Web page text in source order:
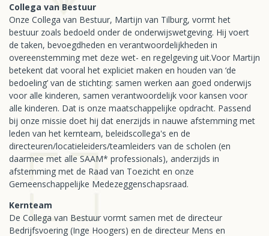
Collega van Bestuur
Onze Collega van Bestuur, Martijn van Tilburg, vormt het
bestuur zoals bedoeld onder de onderwijswetgeving. Hij voert
de taken, bevoegdheden en verantwoordelijkheden in
overeenstemming met deze wet- en regelgeving uit.Voor Martijn
betekent dat vooral het expliciet maken en houden van ‘de
bedoeling’ van de stichting: samen werken aan goed onderwijs
voor alle kinderen, samen verantwoordelijk voor kansen voor
alle kinderen. Dat is onze maatschappelijke opdracht. Passend
bij onze missie doet hij dat enerzijds in nauwe afstemming met
leden van het kernteam, beleidscollega's en de
directeuren/locatieleiders/teamleiders van de scholen (en
daarmee met alle SAAM* professionals), anderzijds in
afstemming met de Raad van Toezicht en onze
Gemeenschappelijke Medezeggenschapsraad.
Kernteam
De Collega van Bestuur vormt samen met de directeur
Bedrijfsvoering (Inge Hoogers) en de directeur Mens en